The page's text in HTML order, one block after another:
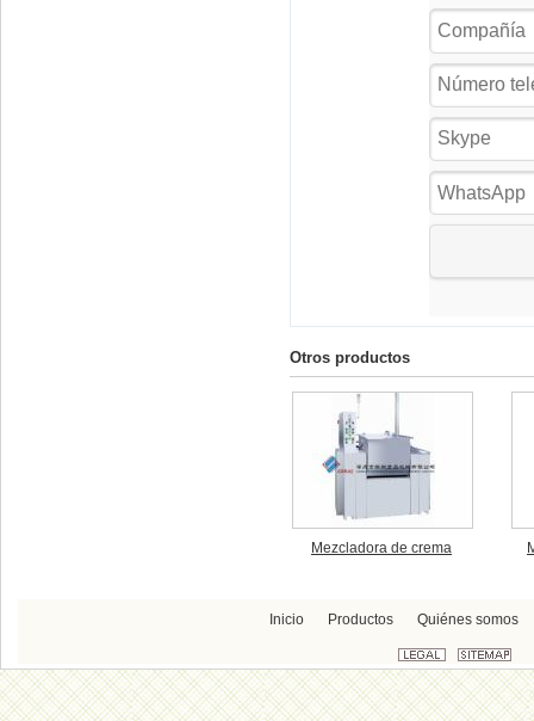
Otros productos
Mezcladora de crema
Inicio Productos Quiénes somos